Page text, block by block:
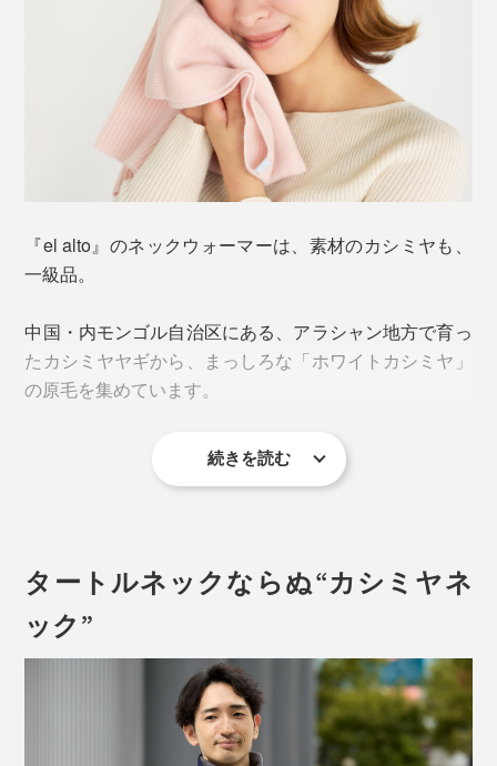
そんな不器用さんにおすすめなのが、頭からスポン！と
おすだけの「カシミヤ製ネックウォーマー」。本品バイ
カラーモデルは、一枚で色合わせを楽しめるオトクさも
人気の理由です。
ネックウォーマーというと、スポーツ用やラフなものが
多いイメージですが、『el alto（エル アルト）』の本品
は、ごらんのとおり、大人にふさわしい雰囲気です。
『el alto』のネックウォーマーは、素材のカシミヤも、
一級品。
中国・内モンゴル自治区にある、アラシャン地方で育っ
たカシミヤヤギから、まっしろな「ホワイトカシミヤ」
の原毛を集めています。
続きを読む
タートルネックならぬ“カシミヤネ
ック”